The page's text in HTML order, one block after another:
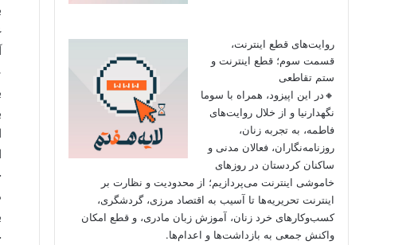
روایت‌های قطع اینترنت،
قسمت سوم؛ قطع اینترنت و
ستم تقاطعی
🔸در این اپیزود، همراه با سوما
نگهدارنیا و از خلال روایت‌های
فاطمه، به تجربه زنان،
روزنامه‌نگاران، فعالان مدنی و
ساکنان کردستان در روزهای
خاموشی اینترنت می‌پردازیم؛ از محدودیت و نظارت بر
اینترنت تحریریه‌ها تا آسیب به اقتصاد مرزی، گردشگری،
کسب‌وکارهای خرد زنان، آموزش زبان مادری، و قطع امکان
واکنش جمعی به بازداشت‌ها و اعدام‌ها.